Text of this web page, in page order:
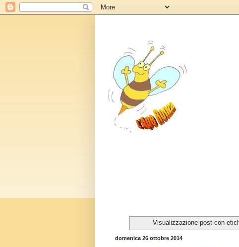
Visualizzazione post con
domenica 26 ottobre 2014